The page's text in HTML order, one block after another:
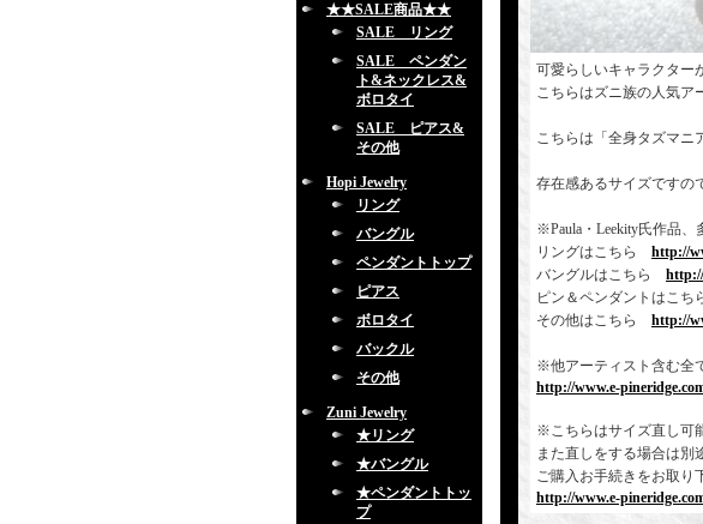
★★SALE商品★★
SALE リング
SALE ペンダン
ト&ネックレス&
ボロタイ
SALE ピアス&
その他
Hopi Jewelry
リング
バングル
ペンダントトップ
ピアス
ボロタイ
バックル
その他
Zuni Jewelry
★リング
★バングル
★ペンダントトッ
プ
可愛らしいキャラクター
こちらはズニ族の人気ア
こちらは「全身タズマニ
存在感あるサイズですの
※Paula・Leekity氏作品、
リングはこちら http://
バングルはこちら
ピン＆ペンダントはこち
その他はこちら http://
※他アーティスト含む全
http://www.e-
※こちらはサイズ直し可
また直しをする場合は別
ご購入お手続きをお取り
http://www.e-